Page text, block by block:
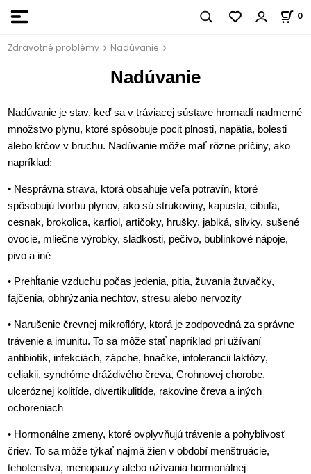
0
Zdravotné problémy Nadúvanie
Nadúvanie
Nadúvanie je stav, keď sa v tráviacej sústave hromadí nadmerné
množstvo plynu, ktoré spôsobuje pocit plnosti, napätia, bolesti
alebo kŕčov v bruchu. Nadúvanie môže mať rôzne príčiny, ako
napríklad:
• Nesprávna strava, ktorá obsahuje veľa potravín, ktoré
spôsobujú tvorbu plynov, ako sú strukoviny, kapusta, cibuľa,
cesnak, brokolica, karfiol, artičoky, hrušky, jablká, slivky, sušené
ovocie, mliečne výrobky, sladkosti, pečivo, bublinkové nápoje,
pivo a iné
• Prehĺtanie vzduchu počas jedenia, pitia, žuvania žuvačky,
fajčenia, obhrýzania nechtov, stresu alebo nervozity
• Narušenie črevnej mikroflóry, ktorá je zodpovedná za správne
trávenie a imunitu. To sa môže stať napríklad pri užívaní
antibiotík, infekciách, zápche, hnačke, intolerancii laktózy,
celiakii, syndróme dráždivého čreva, Crohnovej chorobe,
ulceróznej kolitíde, divertikulitíde, rakovine čreva a iných
ochoreniach
• Hormonálne zmeny, ktoré ovplyvňujú trávenie a pohyblivosť
čriev. To sa môže týkať najmä žien v období menštruácie,
tehotenstva, menopauzy alebo užívania hormonálnej